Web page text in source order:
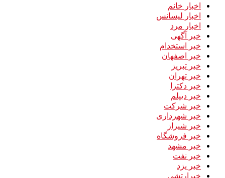
اخبار خانم
اخبار لیسانس
اخبار مرد
خبر آگهی
خبر استخدام
خبر اصفهان
خبر تبریز
خبر تهران
خبر دکترا
خبر دیپلم
خبر شرکت
خبر شهرداری
خبر شیراز
خبر فروشگاه
خبر مشهد
خبر نفت
خبر یزد
خبرارتشی